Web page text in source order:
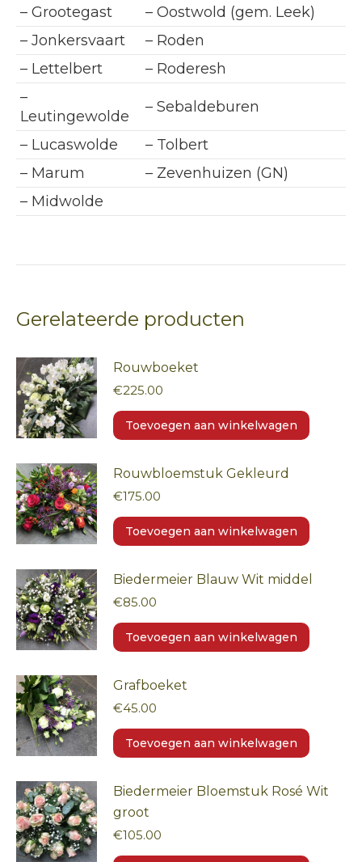
– Grootegast
– Oostwold (gem. Leek)
– Jonkersvaart
– Roden
– Lettelbert
– Roderesh
–
Leutingewolde
– Sebaldeburen
– Lucaswolde
– Tolbert
– Marum
– Zevenhuizen (GN)
– Midwolde
Gerelateerde producten
Rouwboeket
€225.00
Toevoegen aan winkelwagen
Rouwbloemstuk Gekleurd
€175.00
Toevoegen aan winkelwagen
Biedermeier Blauw Wit middel
€85.00
Toevoegen aan winkelwagen
Grafboeket
€45.00
Toevoegen aan winkelwagen
Biedermeier Bloemstuk Rosé Wit
groot
€105.00